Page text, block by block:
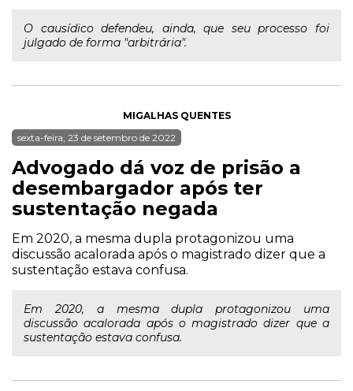
O causídico defendeu, ainda, que seu processo foi
julgado de forma "arbitrária".
MIGALHAS QUENTES
sexta-feira, 23 de setembro de 2022
Advogado dá voz de prisão a
desembargador após ter
sustentação negada
Em 2020, a mesma dupla protagonizou uma
discussão acalorada após o magistrado dizer que a
sustentação estava confusa.
Em 2020, a mesma dupla protagonizou uma
discussão acalorada após o magistrado dizer que a
sustentação estava confusa.